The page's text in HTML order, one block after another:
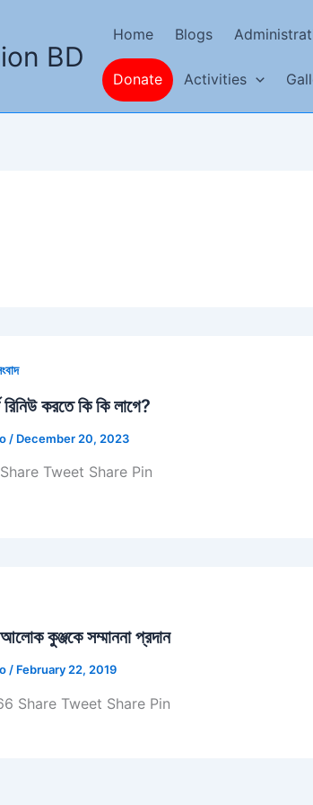
BD
Home Blogs
Donate Activities
রিনিউ করতে কি কি লাগে?
/ December 20, 2023
Tweet Share Pin
আলোক কুঞ্জকে সম্মাননা প্রদান
/ February 22, 2019
Share Tweet Share Pin